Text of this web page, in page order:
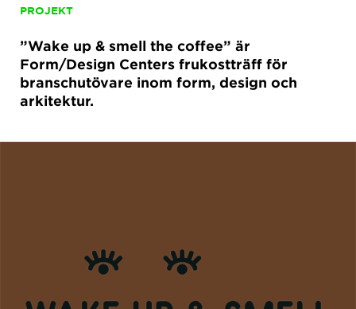
PROJEKT
”Wake up & smell the coffee” är
Form/Design Centers frukostträff för
branschutövare inom form, design och
arkitektur.